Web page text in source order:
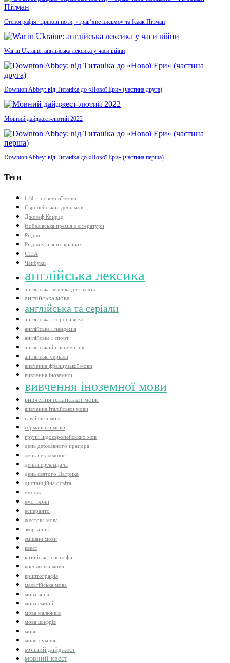
Стенографія: тірінові ноти, «трав’яне письмо» та Ісаак Пітман
War in Ukraine: англійська лексика у часи війни
Downton Abbey: від Титаніка до «Нової Ери» (частина друга)
Мовний дайджест-лютий 2022
Downton Abbey: від Титаніка до «Нової Ери» (частина перша)
Теги
ЄВІ з іноземної мови
Європейський день мов
Джозеф Конрад
Нобелівська премія з літератури
Різдво
Різдво у різних країнах
США
Чапбуки
англійська лексика
англійська лексика для шахів
англійська мова
англійська та серіали
англійська і коронавірус
англійська і пандемія
англійська і спорт
англійський письменник
англійські серіали
вивчення французької мови
вивчення іноземної
вивчення іноземної мови
вивчення іспанської мови
вивчення італійської мови
гавайська мова
германські мови
групи індоєвропейських мов
день державного прапора
день незалежності
день перекладача
день святого Патрика
дистанційна освіта
емоджі
емотікони
есперанто
жестова мова
звертання
змішані мови
квест
китайські ієрогліфи
креольські мови
криптографія
мальтійська мова
мова вина
мова емоцій
мова малюнків
мова шифрів
мови
мови-суміші
мовний дайджест
мовний квест